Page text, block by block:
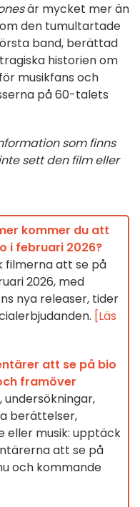
är mycket mer än
den tumultartade
band, berättad
historien om
musikfans och
på 60-talets
som finns
sett den film eller
kommer du att
i februari 2026?
filmerna att se på
2026, med
nya releaser, tider
[Läs
att se på bio
framöver
berättelser,
eller musik: upptäck
att se på
och kommande